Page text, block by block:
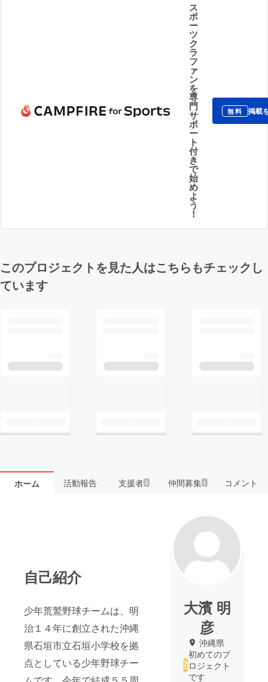
ス
ポ
ー
ツ
ク
ラ
フ
ァ
ン
を
専
門
サ
ポ
ー
ト
付
き
で
始
め
よ
う
！
無料 掲載
このプロジェクトを見た人はこちらもチェックし
ています
ホーム 活動報告 支援者9 仲間募集 1 コメント
自己紹介
少年荒鷲野球チームは、明
治１４年に創立された沖縄
県石垣市立石垣小学校を拠
点としている少年野球チー
大濱 明
彦
沖縄県
初めてのプ
ロジェクト
です